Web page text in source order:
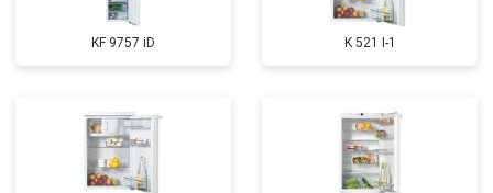
KF 9757 iD K 521 I-1